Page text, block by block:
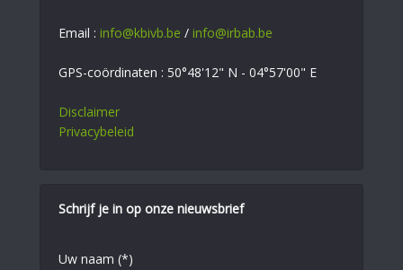
Email : info@kbivb.be / info@irbab.be
GPS-coördinaten : 50°48'12" N - 04°57'00" E
Disclaimer
Privacybeleid
Schrijf je in op onze nieuwsbrief
Uw naam (*)